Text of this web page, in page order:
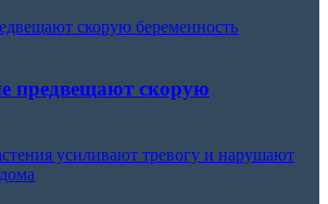
скорую беременность
предвещают скорую
усиливают тревогу и нарушают